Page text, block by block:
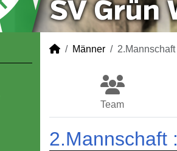
Männer 2.Mannschaft
Team
2.Mannschaft :